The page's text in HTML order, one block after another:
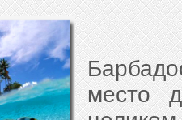
место